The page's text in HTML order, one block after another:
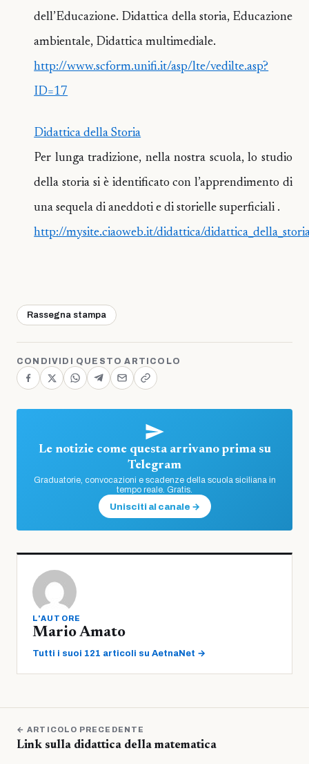
dell’Educazione. Didattica della storia, Educazione
ambientale, Didattica multimediale.
http://www.scform.unifi.it/asp/lte/vedilte.asp?
ID=17
Didattica della Storia
Per lunga tradizione, nella nostra scuola, lo studio
della storia si è identificato con l’apprendimento di
una sequela di aneddoti e di storielle superficiali .
http://mysite.ciaoweb.it/didattica/
Rassegna stampa
CONDIVIDI QUESTO ARTICOLO
Le notizie come questa arrivano prima su
Telegram
Graduatorie, convocazioni e scadenze della scuola siciliana in
tempo reale. Gratis.
Unisciti al canale →
L'AUTORE
Mario Amato
Tutti i suoi 121 articoli su AetnaNet →
← ARTICOLO PRECEDENTE
Link sulla didattica della matematica